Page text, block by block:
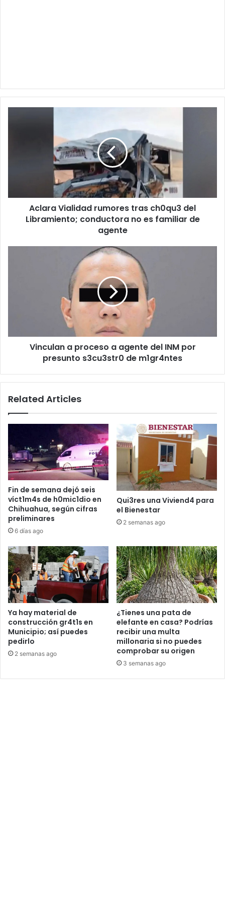
no
familiar
Aclara Vialidad rumores tras ch0qu3 del
Libramiento; conductora no es familiar de
agente
presunto
s3cu3str0Vinculan a proceso a agente del INM por
presunto s3cu3str0 de m1gr4ntes
Related Articles
Fin de semana dejó seis
víct1m4s de h0mic1dio en
Chihuahua, según cifras
preliminares
6 días ago
Qui3res una Viviend4 para
el Bienestar
2 semanas ago
Ya hay material de
construcción gr4t1s en
Municipio; así puedes
pedirlo
2 semanas ago
¿Tienes una pata de
elefante en casa? Podrías
recibir una multa
millonaria si no puedes
comprobar su origen
3 semanas ago